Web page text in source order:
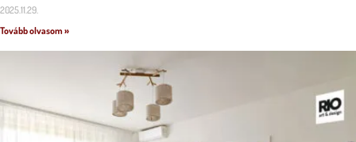
2025.11.29.
Tovább olvasom »